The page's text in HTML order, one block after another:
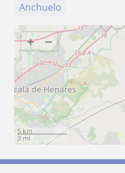
Anchuelo
+ −
5 km
3 mi